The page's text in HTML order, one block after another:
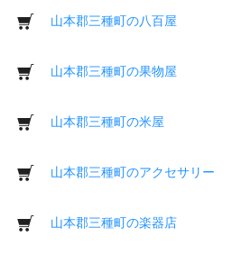
山本郡三種町の八百屋
山本郡三種町の果物屋
山本郡三種町の米屋
山本郡三種町のアクセサリー
山本郡三種町の楽器店